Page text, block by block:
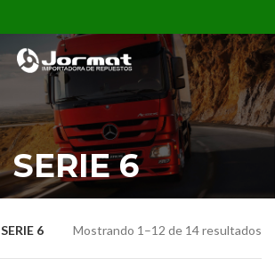
SERIE 6
SERIE 6 Mostrando 1–12 de 14 resultados